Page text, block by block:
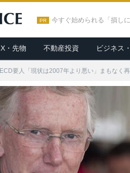
PR 今すぐ始められる「損しに
・先物 不動産投資 ビジネス
要人「現状は2007年より悪い」まもなく